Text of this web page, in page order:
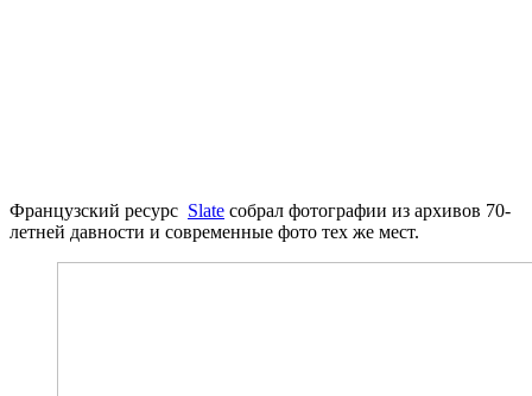
Французский ресурс Slate собрал фотографии из архивов 70-
летней давности и современные фото тех же мест.